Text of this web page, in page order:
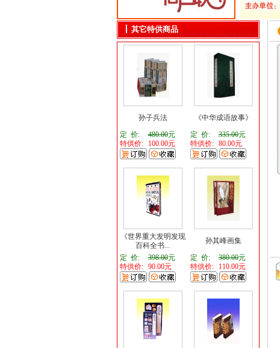
其它特供商品
孙子兵法
定 价:
480.00元
特供价:
100.00元
《中华成语故事》
定 价:
335.00元
特供价: 80.00元
《世界重大发明发现
百科全书...
定 价:
398.00元
特供价:
90.00元
孙其峰画集
定 价:
380.00元
特供价:
110.00元